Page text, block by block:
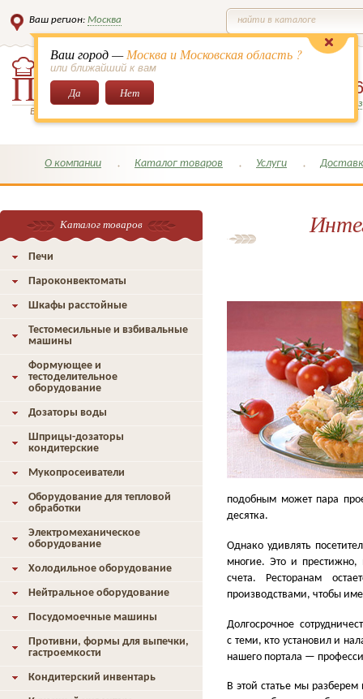
Ваш регион: Москва
Ваш город —Москва и Московская область ?
или ближайший к вам
Да Нет
найти в каталоге
Всё для кондитеров и поваров!
649-
Заказать обратный
О компании Каталог товаров Услуги
подобным может пара
десятка.
Однако удивлять
многие. Это и престижно,
счета. Ресторанам
производствами, чтобы
Долгосрочное
с теми, кто установил и
нашего портала —
В этой статье мы
Каталог товаров
Печи
Пароконвектоматы
Шкафы расстойные
Тестомесильные и взбивальные
машины
Формующее и
тестоделительное
оборудование
Дозаторы воды
Шприцы-дозаторы
кондитерские
Мукопросеиватели
Оборудование для тепловой
обработки
Электромеханическое
оборудование
Холодильное оборудование
Нейтральное оборудование
Посудомоечные машины
Противни, формы для выпечки,
гастроемкости
Кондитерский инвентарь